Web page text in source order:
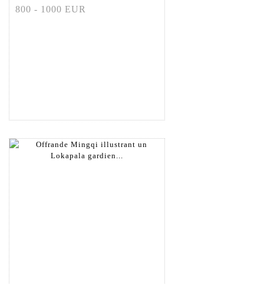
800 - 1000 EUR